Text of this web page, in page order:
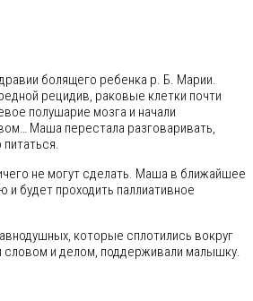
болящего ребенка р. Б. Марии.
рецидив, раковые клетки почти
полушарие мозга и начали
Маша перестала разговаривать,
не могут сделать. Маша в ближайшее
будет проходить паллиативное
которые сплотились вокруг
и делом, поддерживали малышку.